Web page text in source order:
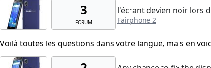
3
FORUM
l'écrant devien noir lors
Fairphone 2
Voilà toutes les questions dans votre langue, mais en